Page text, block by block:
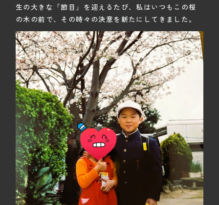
生の大きな「節目」を迎えるたび、私はいつもこの桜
の木の前で、その時々の決意を新たにしてきました。